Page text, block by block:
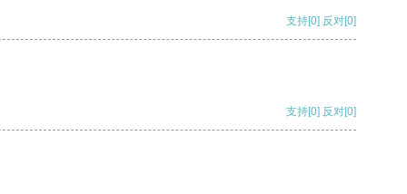
支持[0] 反对[0]
支持[0] 反对[0]